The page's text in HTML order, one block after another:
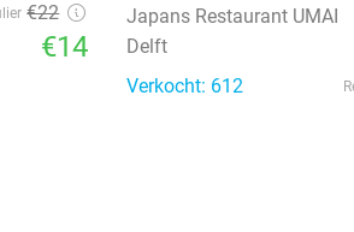
€22
€14
Japans Restaurant UMAI
Delft
Verkocht: 612